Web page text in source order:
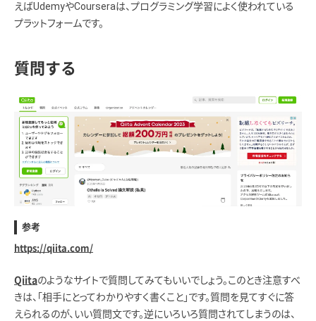
えばUdemyやCourseraは、プログラミング学習によく使われている
プラットフォームです。
質問する
参考
https://qiita.com/
Qiitaのようなサイトで質問してみてもいいでしょう。このとき注意すべ
きは、「相手にとってわかりやすく書くこと」です。質問を見てすぐに答
えられるのが、いい質問文です。逆にいろいろ質問されてしまうのは、